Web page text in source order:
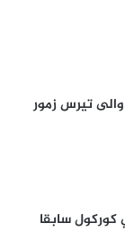
تيرس زمور
كوركول سابقا